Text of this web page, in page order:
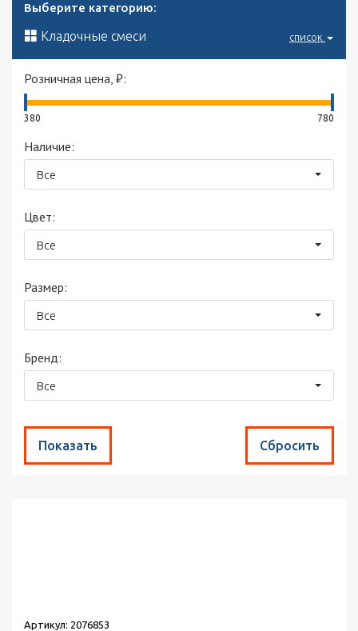
Выберите категорию:
Кладочные смеси список
Розничная цена, ₽:
380 780
Наличие:
Все
Цвет:
Все
Размер:
Все
Бренд:
Все
Артикул: 2076853